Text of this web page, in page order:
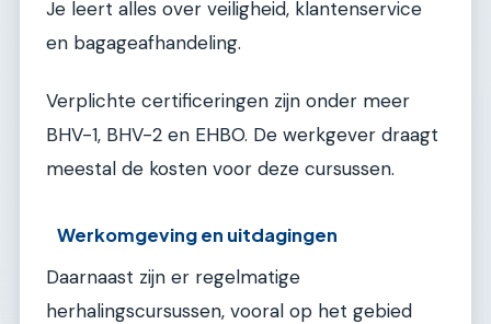
Je leert alles over veiligheid, klantenservice
en bagageafhandeling.
Verplichte certificeringen zijn onder meer
BHV-1, BHV-2 en EHBO. De werkgever draagt
meestal de kosten voor deze cursussen.
Werkomgeving en uitdagingen
Daarnaast zijn er regelmatige
herhalingscursussen, vooral op het gebied